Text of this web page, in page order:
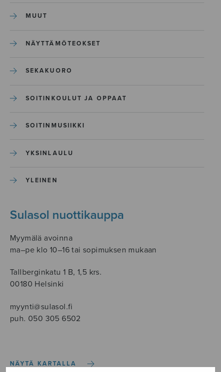
MUUT
NÄYTTÄMÖTEOKSET
SEKAKUORO
SOITINKOULUT JA OPPAAT
SOITINMUSIIKKI
YKSINLAULU
YLEINEN
Sulasol nuottikauppa
Myymälä avoinna
ma–pe klo 10–16 tai sopimuksen mukaan
Tallberginkatu 1 B, 1,5 krs.
00180 Helsinki
myynti@sulasol.fi
puh. 050 305 6502
NÄYTÄ KARTALLA